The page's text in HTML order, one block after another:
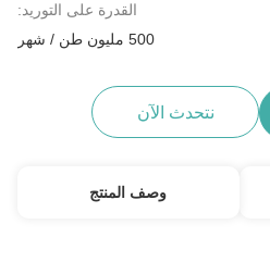
القدرة على التوريد:
500 مليون طن / شهر
نتحدث الآن
وصف المنتج